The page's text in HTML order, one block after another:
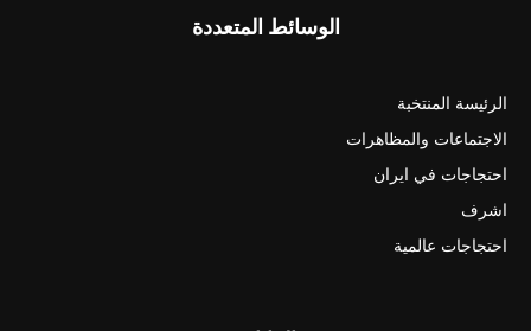
الوسائط المتعددة
الرئيسة المنتخبة
الاجتماعات والمظاهرات
احتجاجات في ايران
اشرف
احتجاجات عالمية